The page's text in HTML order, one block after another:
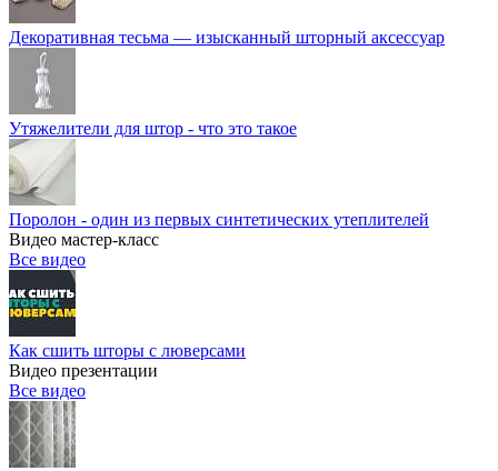
Декоративная тесьма — изысканный шторный аксессуар
Утяжелители для штор - что это такое
Поролон - один из первых синтетических утеплителей
Видео мастер-класс
Все видео
Как сшить шторы с люверсами
Видео презентации
Все видео